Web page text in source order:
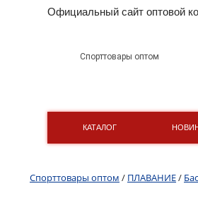
Официальный сайт оптовой
Спорттовары оптом
КАТАЛОГ
Спорттовары оптом / ПЛАВАНИЕ/